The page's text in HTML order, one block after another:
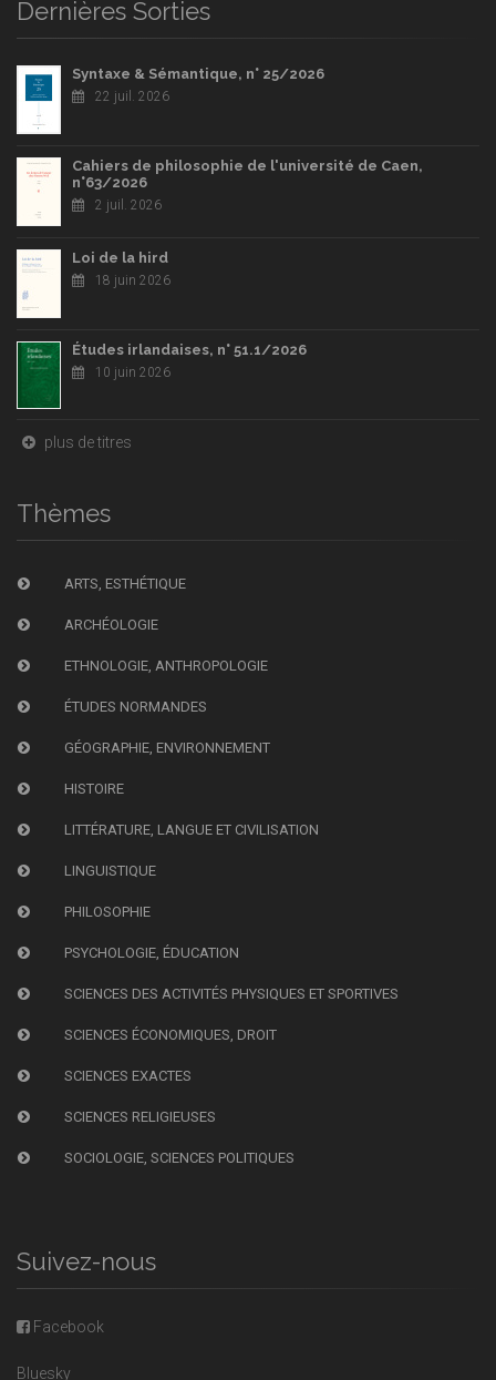
Dernières Sorties
Syntaxe & Sémantique, n° 25/2026
22 juil. 2026
Cahiers de philosophie de l'université de Caen,
n°63/2026
2 juil. 2026
Loi de la hird
18 juin 2026
Études irlandaises, n° 51.1/2026
10 juin 2026
plus de titres
Thèmes
ARTS, ESTHÉTIQUE
ARCHÉOLOGIE
ETHNOLOGIE, ANTHROPOLOGIE
ÉTUDES NORMANDES
GÉOGRAPHIE, ENVIRONNEMENT
HISTOIRE
LITTÉRATURE, LANGUE ET CIVILISATION
LINGUISTIQUE
PHILOSOPHIE
PSYCHOLOGIE, ÉDUCATION
SCIENCES DES ACTIVITÉS PHYSIQUES ET SPORTIVES
SCIENCES ÉCONOMIQUES, DROIT
SCIENCES EXACTES
SCIENCES RELIGIEUSES
SOCIOLOGIE, SCIENCES POLITIQUES
Suivez-nous
Facebook
Bluesky